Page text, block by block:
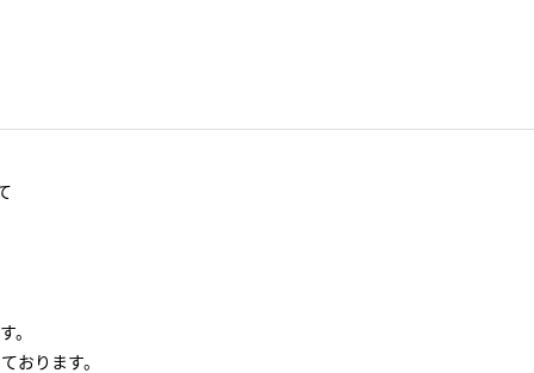
。
おります。